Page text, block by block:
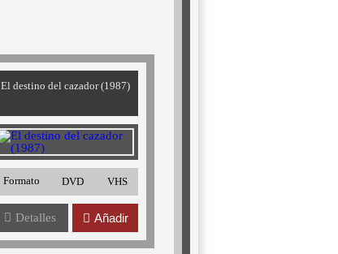
El destino del cazador (1987)
Formato DVD VHS
Detalles Añadir